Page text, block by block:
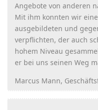
Angebote von anderen
Mit ihm konnten wir
ausgebildeten und
verpflichten, der auch
hohem Niveau
er bei uns seinen Weg
Marcus Mann,